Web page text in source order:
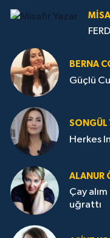
BERNA
Güçlü
SONGÜL
Herkes
ALANUR
Çay
uğrattı